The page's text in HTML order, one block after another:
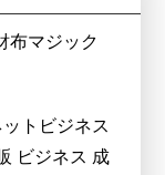
布マジック
トビジネス
ビジネス 成